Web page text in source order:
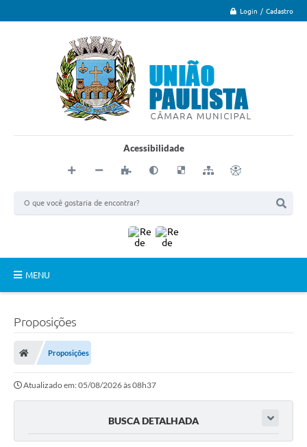
Login / Cadastro
Acessibilidade
MENU
O Município
Contato
Legislação
Proposições
Proposições
Atualizado em: 05/08/2026 às 08h37
BUSCA DETALHADA